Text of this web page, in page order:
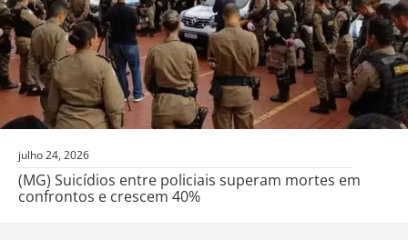
julho 24, 2026
(MG) Suicídios entre policiais superam mortes em
confrontos e crescem 40%